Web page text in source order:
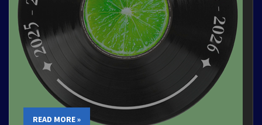
READ MORE »